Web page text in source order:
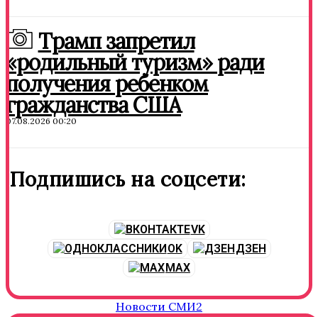
Трамп запретил
«родильный туризм» ради
получения ребенком
гражданства США
07.08.2026 00:20
Подпишись на соцсети:
VK
OK
ДЗЕН
MAX
Новости СМИ2